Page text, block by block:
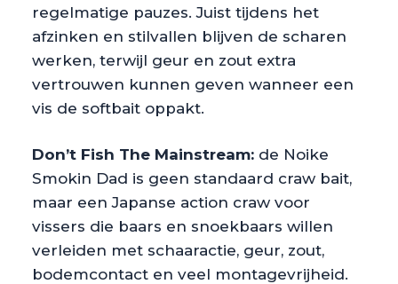
regelmatige pauzes. Juist tijdens het
afzinken en stilvallen blijven de scharen
werken, terwijl geur en zout extra
vertrouwen kunnen geven wanneer een
vis de softbait oppakt.
Don’t Fish The Mainstream: de Noike
Smokin Dad is geen standaard craw bait,
maar een Japanse action craw voor
vissers die baars en snoekbaars willen
verleiden met schaaractie, geur, zout,
bodemcontact en veel montagevrijheid.